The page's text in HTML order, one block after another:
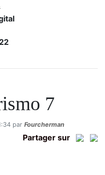
7
par Fourcherman
Partager sur